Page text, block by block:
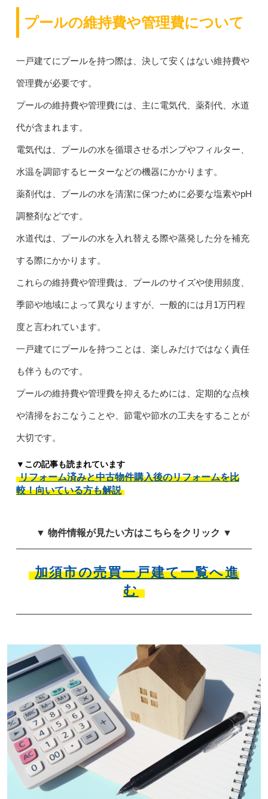
プールの維持費や管理費について
一戸建てにプールを持つ際は、決して安くはない維持費や
管理費が必要です。
プールの維持費や管理費には、主に電気代、薬剤代、水道
代が含まれます。
電気代は、プールの水を循環させるポンプやフィルター、
水温を調節するヒーターなどの機器にかかります。
薬剤代は、プールの水を清潔に保つために必要な塩素やpH
調整剤などです。
水道代は、プールの水を入れ替える際や蒸発した分を補充
する際にかかります。
これらの維持費や管理費は、プールのサイズや使用頻度、
季節や地域によって異なりますが、一般的には月1万円程
度と言われています。
一戸建てにプールを持つことは、楽しみだけではなく責任
も伴うものです。
プールの維持費や管理費を抑えるためには、定期的な点検
や清掃をおこなうことや、節電や節水の工夫をすることが
大切です。
▼この記事も読まれています
リフォーム済みと中古物件購入後のリフォームを比
較！向いている方も解説
▼ 物件情報が見たい方はこちらをクリック ▼
加須市の売買一戸建て一覧へ進
む